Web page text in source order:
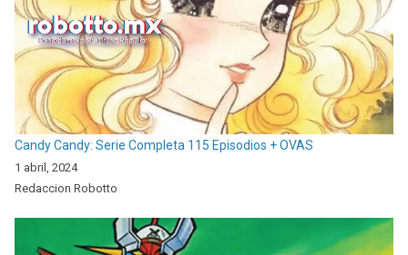
Candy Candy: Serie Completa 115 Episodios + OVAS
1 abril, 2024
Redaccion Robotto